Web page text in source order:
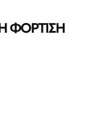
ΦΟΡΤΙΣΗ